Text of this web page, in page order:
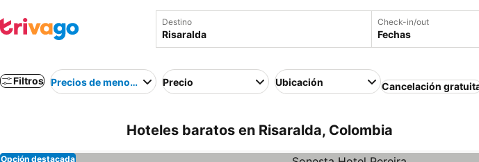
Destino Check-in/out
Fechas
Filtros Precios de menor a mayorPrecio Ubicación Cancelación
Hoteles baratos en Risaralda, Colombia
Opción destacada